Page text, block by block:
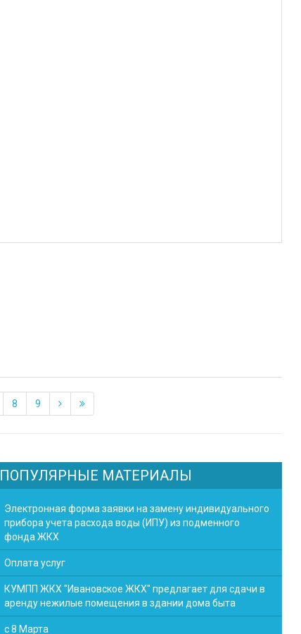
8 9
ПОПУЛЯРНЫЕ МАТЕРИАЛЫ
Электронная форма заявки на замену индивидуального
прибора учета расхода воды (ИПУ) из подменного
фонда ЖКХ
Оплата услуг
КУМПП ЖКХ "Ивановское ЖКХ" предлагает для сдачи в
аренду нежилые помещения в здании дома быта
с 8 Марта